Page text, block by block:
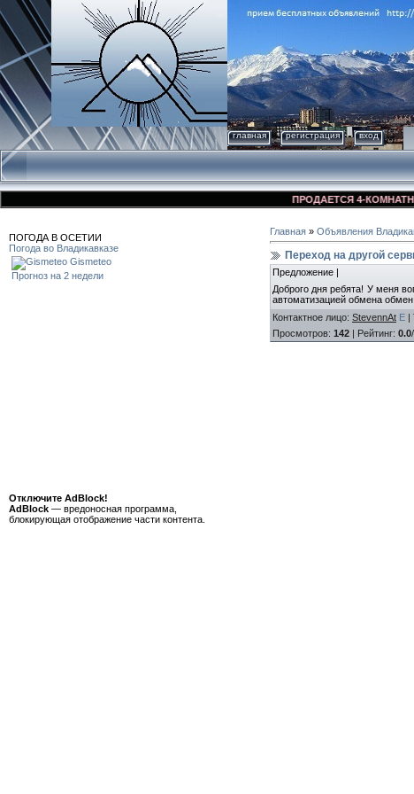
главная регистрация вход
ПРОДАЕТСЯ 4-КОМНАТНАЯ
ПОГОДА В ОСЕТИИ
Погода во Владикавказе
Gismeteo
Прогноз на 2 недели
Отключите AdBlock!
AdBlock — вредоносная программа,
блокирующая отображение части контента.
Главная » Объявления
Переход на другой
Предложение |
Доброго дня ребята! У меня
автоматизацией обмена
Контактное лицо: StevennAt E |
Просмотров: 142 | Рейтинг: 0.0/